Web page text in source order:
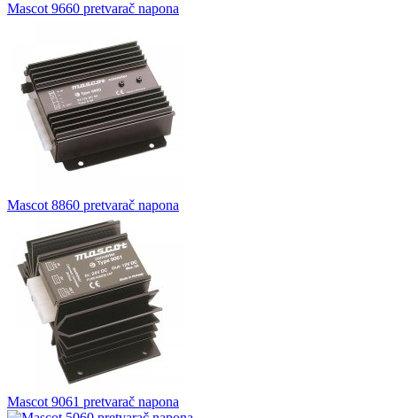
Mascot 9660 pretvarač napona
Mascot 8860 pretvarač napona
Mascot 9061 pretvarač napona